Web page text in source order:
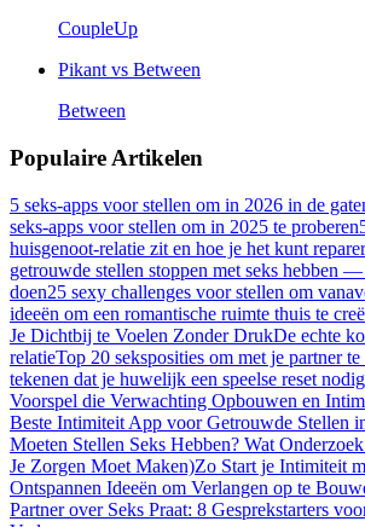
CoupleUp
Pikant vs Between
Between
Populaire Artikelen
5 seks-apps voor stellen om in 2026 in de
seks-apps voor stellen om in 2025 te proberen
huisgenoot-relatie zit en hoe je het kunt
getrouwde stellen stoppen met seks hebben
doen25 sexy challenges voor stellen om
ideeën om een romantische ruimte thuis te
Je Dichtbij te Voelen Zonder DrukDe echte
relatieTop 20 seksposities om met je partner te
tekenen dat je huwelijk een speelse reset
Voorspel die Verwachting Opbouwen en
Beste Intimiteit App voor Getrouwde Stellen
Moeten Stellen Seks Hebben? Wat
Je Zorgen Moet Maken)Zo Start je Intimiteit
Ontspannen Ideeën om Verlangen op te
Partner over Seks Praat: 8 Gesprekstarters